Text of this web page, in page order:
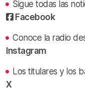
Sigue todas las
Facebook
Conoce la radio
Instagram
Los titulares y los
X